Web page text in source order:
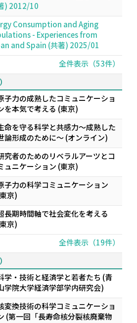
) 2012/10
Consumption and Aging
- Experiences from
and Spain (共著) 2025/01
全件表示（53件）
子力の成熟したコミュニケーショ
を本気で考える (東京)
命を守る科学と共感力〜成熟した
論形成のために〜 (オンライン)
究者のためのリベラルアーツとコ
ュニケーション (東京)
子力の科学コミュニケーション
京)
長期時間軸で社会変化を考える
京)
全件表示（19件）
学・技術と経済学と若者たち (青
学院大学経済学部学内研究会)
変換技術の科学コミュニケーショ
(第一回「長寿命核分裂核廃棄物